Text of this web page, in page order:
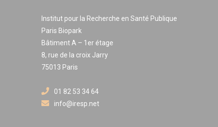
Institut pour la Recherche en Santé Publique
Paris Biopark
Bâtiment A – 1er étage
8, rue de la croix Jarry
75013 Paris
01 82 53 34 64
info@iresp.net